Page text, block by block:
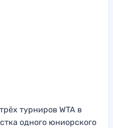
турниров WTA в
одного юниорского